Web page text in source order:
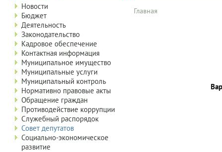
Главная
Новости
Бюджет
Деятельность
Законодательство
Кадровое обеспечение
Контактная информация
Муниципальное имущество
Муниципальные услуги
Муниципальный контроль
Нормативно правовые акты
Обращение граждан
Противодействие коррупции
Служебный распорядок
Совет депутатов
Социально-экономическое
развитие